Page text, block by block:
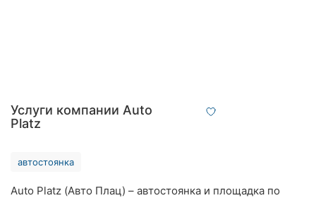
Тернополь
Услуги компании Auto
Platz
автостоянка
Auto Platz (Авто Плац) – автостоянка и площадка по